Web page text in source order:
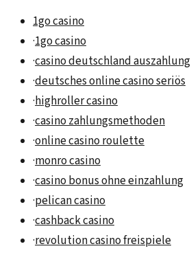
1go casino
·1go casino
·casino deutschland auszahlung
·deutsches online casino seriös
·highroller casino
·casino zahlungsmethoden
·online casino roulette
·monro casino
·casino bonus ohne einzahlung
·pelican casino
·cashback casino
·revolution casino freispiele